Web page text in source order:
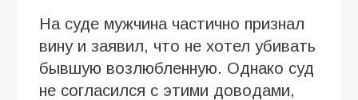
На суде мужчина частично признал
вину и заявил, что не хотел убивать
бывшую возлюбленную. Однако суд
не согласился с этими доводами,